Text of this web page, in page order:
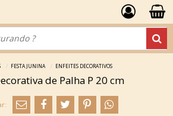
FESTA JUNINA ENFEITES DECORATIVOS
de Palha P 20 cm